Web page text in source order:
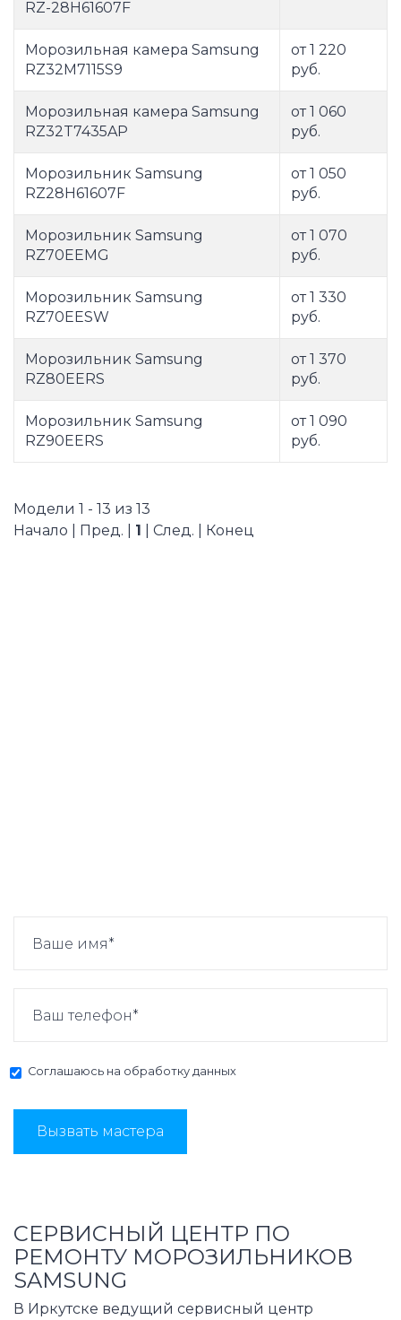
RZ-28H61607F
Морозильная камера Samsung
RZ32M7115S9
от 1 220
руб.
Морозильная камера Samsung
RZ32T7435AP
от 1 060
руб.
Морозильник Samsung
RZ28H61607F
от 1 050
руб.
Морозильник Samsung
RZ70EEMG
от 1 070
руб.
Морозильник Samsung
RZ70EESW
от 1 330
руб.
Морозильник Samsung
RZ80EERS
от 1 370
руб.
Морозильник Samsung
RZ90EERS
от 1 090
руб.
Модели 1 - 13 из 13
Начало | Пред. | 1 | След. | Конец
Соглашаюсь на обработку данных
Вызвать мастера
СЕРВИСНЫЙ ЦЕНТР ПО
РЕМОНТУ МОРОЗИЛЬНИКОВ
SAMSUNG
В Иркутске ведущий сервисный центр